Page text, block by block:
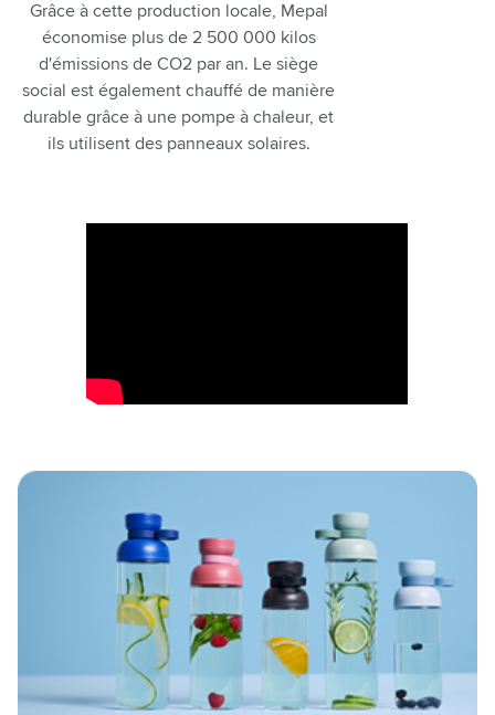
Grâce à cette production locale, Mepal
économise plus de 2 500 000 kilos
d'émissions de CO2 par an. Le siège
social est également chauffé de manière
durable grâce à une pompe à chaleur, et
ils utilisent des panneaux solaires.